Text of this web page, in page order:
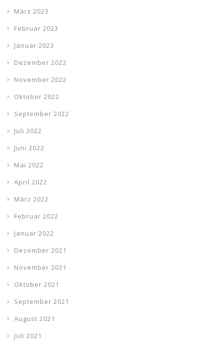
März 2023
Februar 2023
Januar 2023
Dezember 2022
November 2022
Oktober 2022
September 2022
Juli 2022
Juni 2022
Mai 2022
April 2022
März 2022
Februar 2022
Januar 2022
Dezember 2021
November 2021
Oktober 2021
September 2021
August 2021
Juli 2021